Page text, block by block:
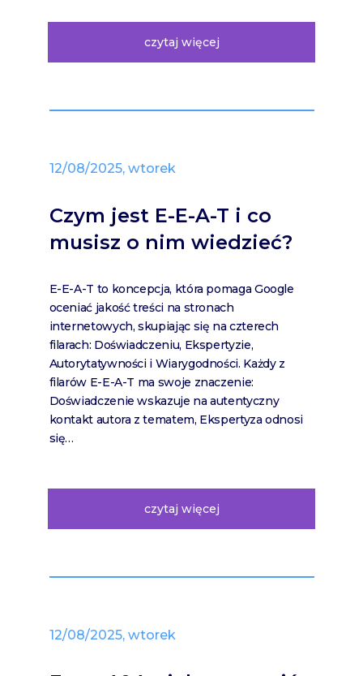
czytaj więcej
12/08/2025, wtorek
Czym jest E-E-A-T i co
musisz o nim wiedzieć?
E-E-A-T to koncepcja, która pomaga Google
oceniać jakość treści na stronach
internetowych, skupiając się na czterech
filarach: Doświadczeniu, Ekspertyzie,
Autorytatywności i Wiarygodności. Każdy z
filarów E-E-A-T ma swoje znaczenie:
Doświadczenie wskazuje na autentyczny
kontakt autora z tematem, Ekspertyza odnosi
się…
czytaj więcej
12/08/2025, wtorek